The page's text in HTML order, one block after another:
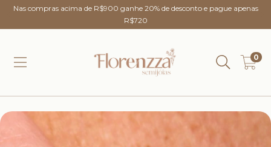
Nas compras acima de R$900 ganhe 20% de desconto e pague apenas
R$720
0